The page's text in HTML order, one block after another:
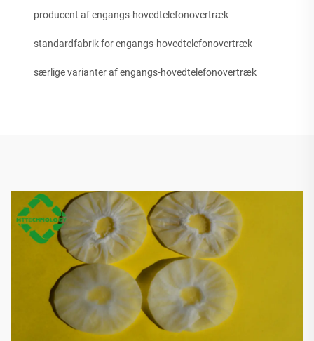
producent af engangs-hovedtelefonovertræk
standardfabrik for engangs-hovedtelefonovertræk
særlige varianter af engangs-hovedtelefonovertræk